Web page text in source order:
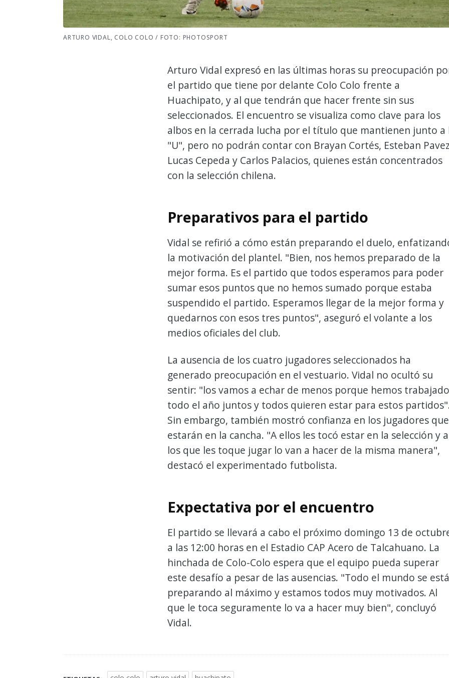
ARTURO VIDAL, COLO COLO / FOTO: PHOTOSPORT
Arturo Vidal expresó en las últimas horas su preocupación
el partido que tiene por delante Colo Colo frente a
Huachipato, y al que tendrán que hacer frente sin sus
seleccionados. El encuentro se visualiza como clave para los
albos en la cerrada lucha por el título que mantienen junto a
"U", pero no podrán contar con Brayan Cortés, Esteban
Lucas Cepeda y Carlos Palacios, quienes están concentrados
con la selección chilena.
Preparativos para el partido
Vidal se refirió a cómo están preparando el duelo,
la motivación del plantel. "Bien, nos hemos preparado de la
mejor forma. Es el partido que todos esperamos para poder
sumar esos puntos que no hemos sumado porque estaba
suspendido el partido. Esperamos llegar de la mejor forma y
quedarnos con esos tres puntos", aseguró el volante a los
medios oficiales del club.
La ausencia de los cuatro jugadores seleccionados ha
generado preocupación en el vestuario. Vidal no ocultó su
sentir: "los vamos a echar de menos porque hemos trabajado
todo el año juntos y todos quieren estar para estos
Sin embargo, también mostró confianza en los jugadores que
estarán en la cancha. "A ellos les tocó estar en la selección y a
los que les toque jugar lo van a hacer de la misma manera",
destacó el experimentado futbolista.
Expectativa por el encuentro
El partido se llevará a cabo el próximo domingo 13 de
a las 12:00 horas en el Estadio CAP Acero de Talcahuano. La
hinchada de Colo-Colo espera que el equipo pueda superar
este desafío a pesar de las ausencias. "Todo el mundo se está
preparando al máximo y estamos todos muy motivados. Al
que le toca seguramente lo va a hacer muy bien", concluyó
Vidal.